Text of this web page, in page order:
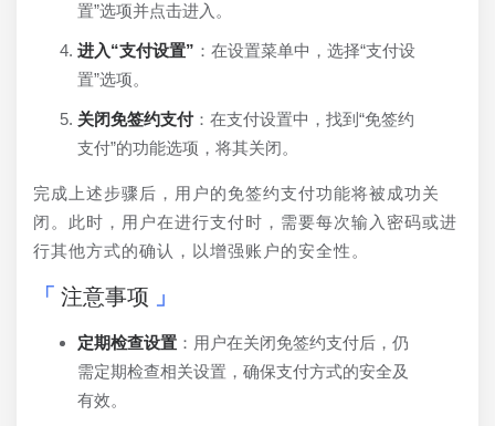
置”选项并点击进入。
进入“支付设置” ：在设置菜单中，选择“支付设
置”选项。
关闭免签约支付：在支付设置中，找到“免签约
支付”的功能选项，将其关闭。
完成上述步骤后，用户的免签约支付功能将被成功关
闭。此时，用户在进行支付时，需要每次输入密码或进
行其他方式的确认，以增强账户的安全性。
注意事项
定期检查设置 ：用户在关闭免签约支付后，仍
需定期检查相关设置，确保支付方式的安全及
有效。